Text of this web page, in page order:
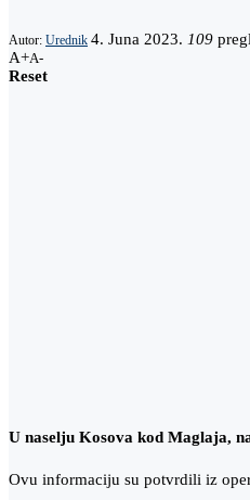
Autor: Urednik 4. Juna 2023. 109
A+A-
Reset
U naselju Kosova kod Maglaja,
Ovu informaciju su potvrdili iz